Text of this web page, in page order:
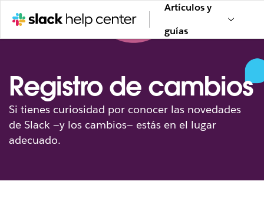
Artículos y
guías
Registro de cambios
Si tienes curiosidad por conocer las novedades
de Slack —y los cambios— estás en el lugar
adecuado.